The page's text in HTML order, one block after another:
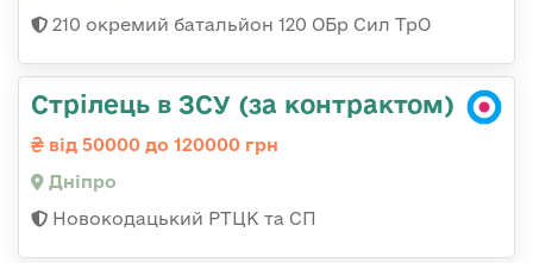
210 окремий батальйон 120 ОБр Сил ТрО
Стрілець в ЗСУ (за контрактом)
від 50000 до 120000 грн
Дніпро
Новокодацький РТЦК та СП